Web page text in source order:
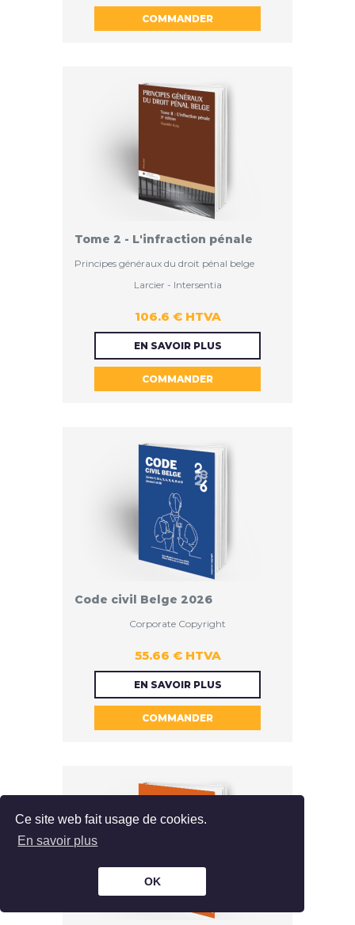
Ce site web fait usage de cookies.
En savoir plus
OK
COMMANDER
Tome 2 - L'infraction pénale
Principes généraux du droit pénal belge
106.6 € HTVA
Larcier - Intersentia
EN SAVOIR PLUS
COMMANDER
106.6 €
Code civil Belge 2026
55.66 € HTVA
Corporate Copyright
EN SAVOIR PLUS
COMMANDER
55.66 €